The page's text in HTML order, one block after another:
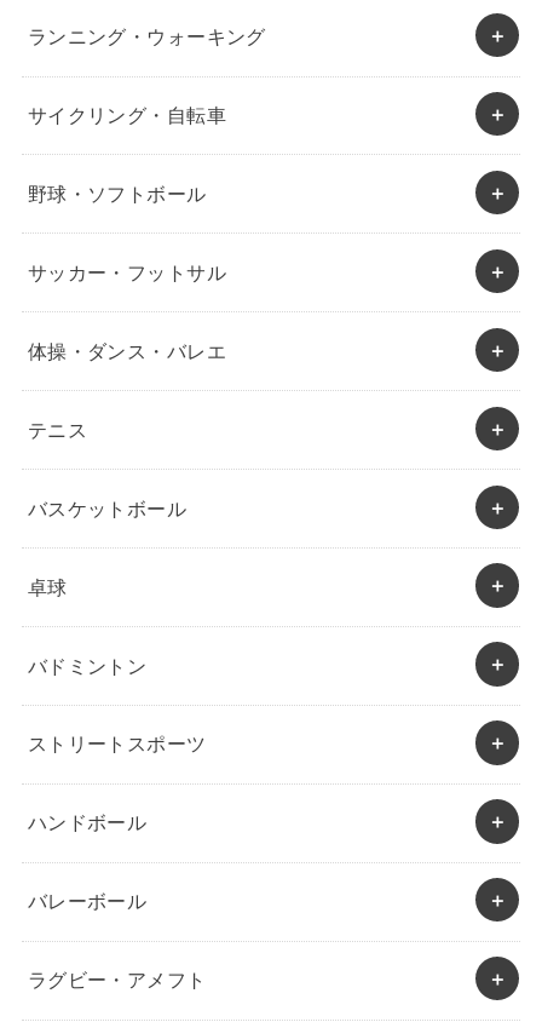
ランニング・ウォーキング
サイクリング・自転車
野球・ソフトボール
サッカー・フットサル
体操・ダンス・バレエ
テニス
バスケットボール
卓球
バドミントン
ストリートスポーツ
ハンドボール
バレーボール
ラグビー・アメフト